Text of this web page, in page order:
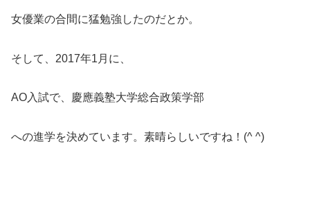
女優業の合間に猛勉強したのだとか。
そして、2017年1月に、
AO入試で、慶應義塾大学総合政策学部
への進学を決めています。素晴らしいですね！(^ ^)